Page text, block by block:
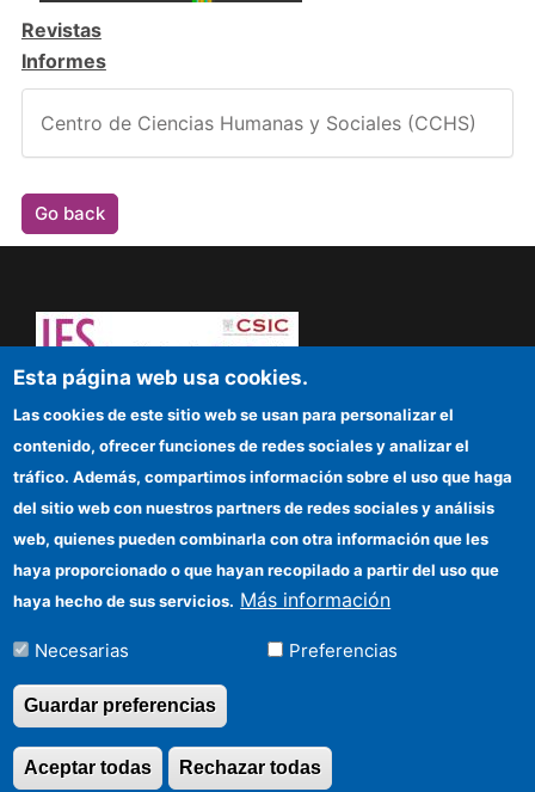
Revistas
Informes
Centro de Ciencias Humanas y Sociales (CCHS)
Go back
Dare to think! Sapere aude!
IFS
CSIC Electronic Office
Funding entities
Location
Información para proveedores
©Copyright 2026 Todos los derechos
reservados
Esta página web usa cookies.
Las cookies de este sitio web se usan para personalizar el
contenido, ofrecer funciones de redes sociales y analizar el
tráfico. Además, compartimos información sobre el uso que haga
del sitio web con nuestros partners de redes sociales y análisis
web, quienes pueden combinarla con otra información que les
haya proporcionado o que hayan recopilado a partir del uso que
haya hecho de sus servicios. Más información
Necesarias Preferencias
Guardar preferencias
Rechazar todas
Aceptar todas